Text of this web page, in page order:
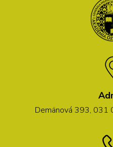
Demänová 393, 031